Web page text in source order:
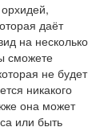
даёт
на несколько
сможете
не будет
никакого
она может
или быть